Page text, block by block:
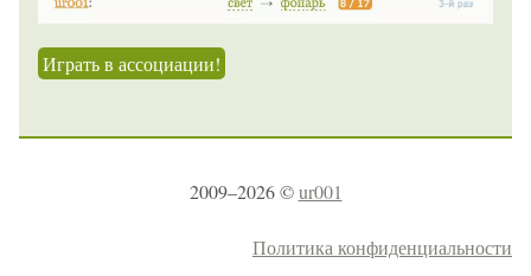
Играть в ассоциации!
2009–2026 ©ur001
Политика конфиденциальности